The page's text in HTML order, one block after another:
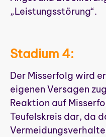
„Leistungsstörung“.
Stadium 4:
Der Misserfolg wird
eigenen Versagen
Reaktion auf
Teufelskreis dar, da